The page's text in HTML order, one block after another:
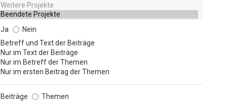
Ja
Nein
Betreff und Text der Beiträge
Nur im Text der Beiträge
Nur im Betreff der Themen
Nur im ersten Beitrag der Themen
Beiträge
Themen